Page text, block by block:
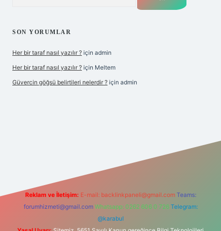
SON YORUMLAR
Her bir taraf nasıl yazılır ? için admin
Her bir taraf nasıl yazılır ? için Meltem
Güvercin göğsü belirtileri nelerdir ? için admin
Reklam ve İletişim: E-mail: backlinkpaneli@gmail.com Teams:
forumhizmeti@gmail.com Whatsapp: 0262 606 0 726 Telegram:
@karabul